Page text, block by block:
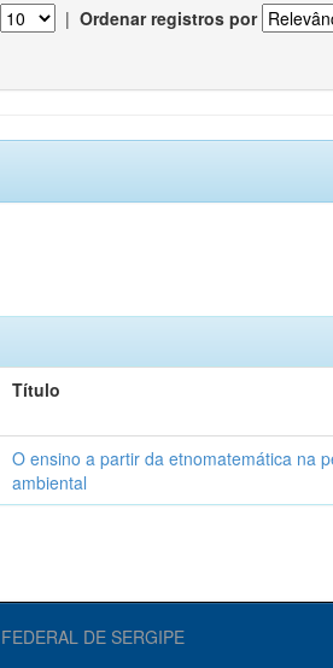
| Ordenar registros por
Título
O ensino a partir da etnomatemática na
ambiental
DE SERGIPE